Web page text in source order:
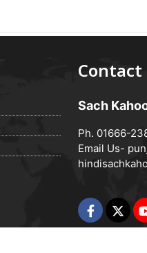
Contact
Sach
Ph. 01666-
Email Us-